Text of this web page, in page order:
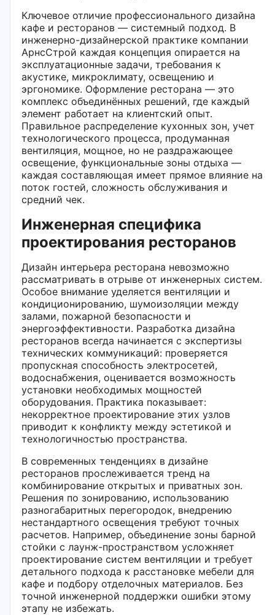
Ключевое отличие профессионального дизайна
кафе и ресторанов — системный подход. В
инженерно-дизайнерской практике компании
АрнсСтрой каждая концепция опирается на
эксплуатационные задачи, требования к
акустике, микроклимату, освещению и
эргономике. Оформление ресторана — это
комплекс объединённых решений, где каждый
элемент работает на клиентский опыт.
Правильное распределение кухонных зон, учет
технологического процесса, продуманная
вентиляция, мощное, но не раздражающее
освещение, функциональные зоны отдыха —
каждая составляющая имеет прямое влияние на
поток гостей, сложность обслуживания и
средний чек.
Инженерная специфика
проектирования ресторанов
Дизайн интерьера ресторана невозможно
рассматривать в отрыве от инженерных систем.
Особое внимание уделяется вентиляции и
кондиционированию, шумоизоляции между
залами, пожарной безопасности и
энергоэффективности. Разработка дизайна
ресторанов всегда начинается с экспертизы
технических коммуникаций: проверяется
пропускная способность электросетей,
водоснабжения, оценивается возможность
установки необходимых мощностей
оборудования. Практика показывает:
некорректное проектирование этих узлов
приводит к конфликту между эстетикой и
технологичностью пространства.
В современных тенденциях в дизайне
ресторанов прослеживается тренд на
комбинирование открытых и приватных зон.
Решения по зонированию, использованию
разногабаритных перегородок, внедрению
нестандартного освещения требуют точных
расчетов. Например, объединение зоны барной
стойки с лаунж-пространством усложняет
проектирование систем вентиляции и требует
детального подхода к расстановке мебели для
кафе и подбору отделочных материалов. Без
точной инженерной поддержки ошибки этому
этапу не избежать.